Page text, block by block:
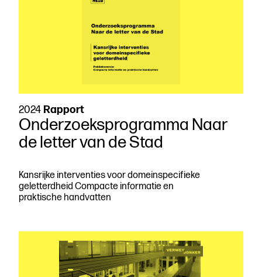
2024 Rapport
Onderzoeksprogramma Naar
de letter van de Stad
Kansrijke interventies voor domeinspecifieke
geletterdheid Compacte informatie en
praktische handvatten